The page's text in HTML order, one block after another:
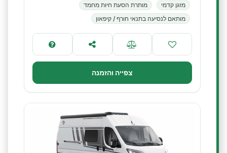
מזגן קדמי
מותרת הסעת חיות מחמד
מותאם לנסיעה בתנאי חורף / קיפאון
צפייה והזמנה